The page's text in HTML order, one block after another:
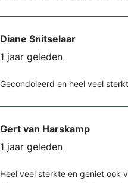
Diane Snitselaar
1 jaar geleden
Gecondoleerd en heel veel
Gert van Harskamp
1 jaar geleden
Heel veel sterkte en geniet ook